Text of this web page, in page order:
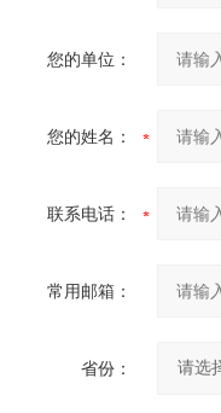
您的单位：
您的姓名：
联系电话：
常用邮箱：
省份：